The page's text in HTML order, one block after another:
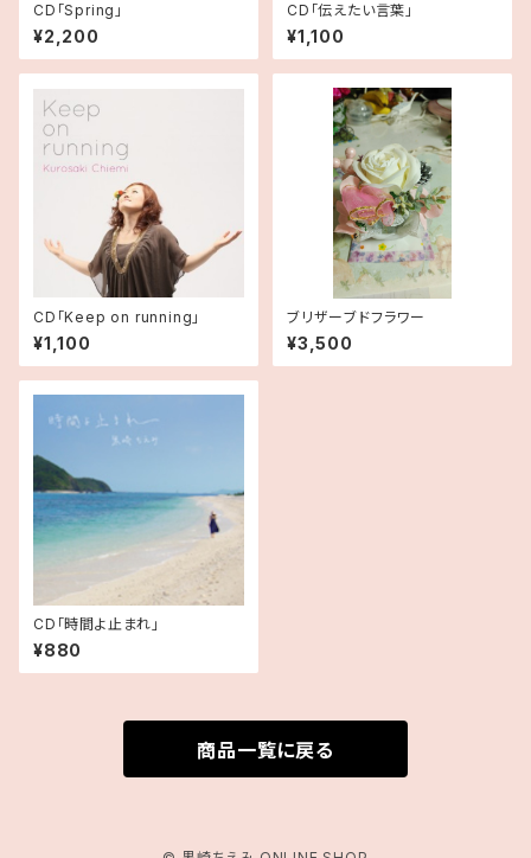
CD「Spring」
¥2,200
CD「伝えたい言葉」
¥1,100
CD「Keep on running」
¥1,100
ブリザーブドフラワー
¥3,500
CD「時間よ止まれ」
¥880
商品一覧に戻る